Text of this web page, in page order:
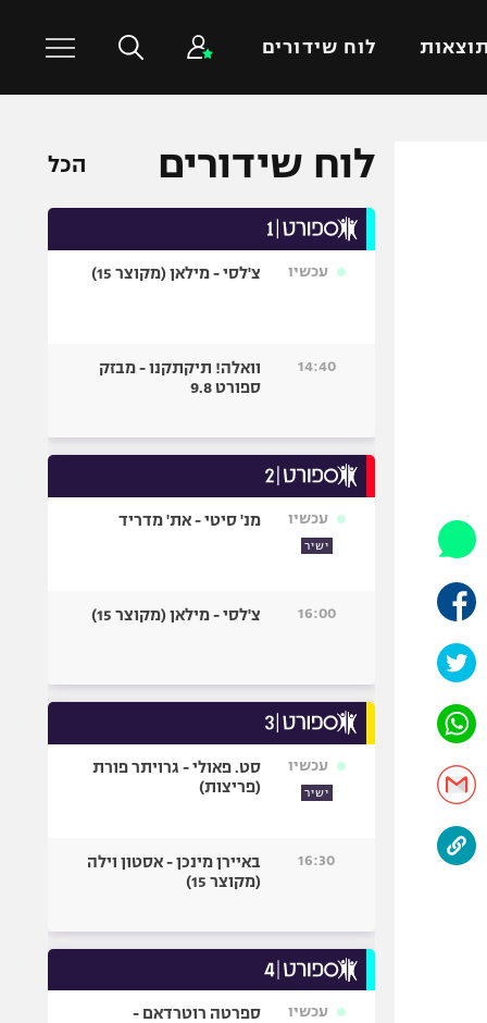
תוצאות לוח שידורים
כדורסל עולמי ענפים נוספים
כדורעף
אגרוף
UFC
היאבקות WWE
פוטבול אמריקאי NFL
אומנויות לחימה
גיימינג E-Sports
לוח שידורים הכל
עכשיו צ'לסי - מילאן (מקוצר 15)
14:40
וואלה! תיקתקנו - מבזק
ספורט 9.8
עכשיו
ישיר
מנ' סיטי - את' מדריד
16:00 צ'לסי - מילאן (מקוצר 15)
עכשיו
ישיר
סט. פאולי - גרויתר פורת
(פריצות)
16:30
באיירן מינכן - אסטון וילה
(מקוצר 15)
עכשיו
ספרטה רוטרדאם -